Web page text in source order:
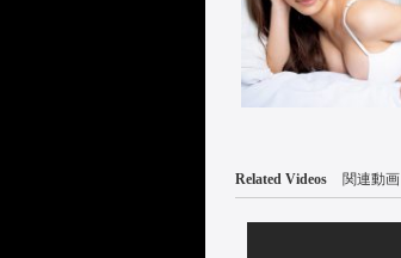
Related Videos 関連動画